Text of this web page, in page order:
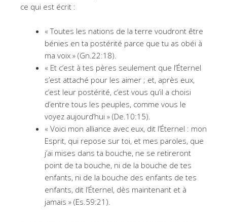
ce qui est écrit :
« Toutes les nations de la terre voudront être
bénies en ta postérité parce que tu as obéi à
ma voix » (Gn.22:18).
« Et c’est à tes pères seulement que l’Éternel
s’est attaché pour les aimer ; et, après eux,
c’est leur postérité, c’est vous qu’il a choisi
d’entre tous les peuples, comme vous le
voyez aujourd’hui » (De.10:15).
« Voici mon alliance avec eux, dit l’Éternel : mon
Esprit, qui repose sur toi, et mes paroles, que
j’ai mises dans ta bouche, ne se retireront
point de ta bouche, ni de la bouche de tes
enfants, ni de la bouche des enfants de tes
enfants, dit l’Éternel, dès maintenant et à
jamais » (Es.59:21).